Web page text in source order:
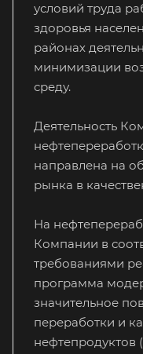
условий труда
здоровья
районах
минимизации
среду.
Деятельность
направлена на
рынка в
На
Компании в
требованиями
программа
значительное
переработки и
нефтепродуктов